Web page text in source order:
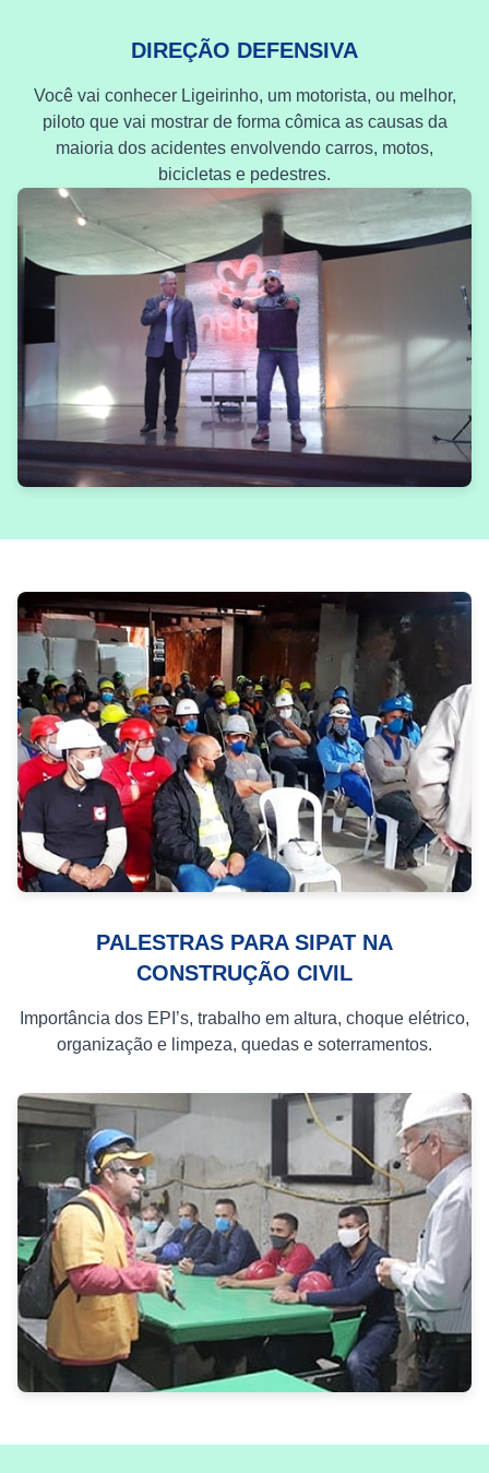
DIREÇÃO DEFENSIVA
Você vai conhecer Ligeirinho, um motorista, ou melhor,
piloto que vai mostrar de forma cômica as causas da
maioria dos acidentes envolvendo carros, motos,
bicicletas e pedestres.
PALESTRAS PARA SIPAT NA
CONSTRUÇÃO CIVIL
Importância dos EPI’s, trabalho em altura, choque elétrico,
organização e limpeza, quedas e soterramentos.